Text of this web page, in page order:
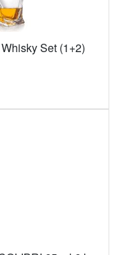
Set (1+2)